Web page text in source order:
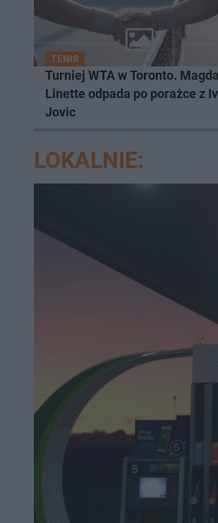
TENIS
Turniej WTA w Toronto. Magda
Linette odpada po porażce z
Jovic
LOKALNIE: